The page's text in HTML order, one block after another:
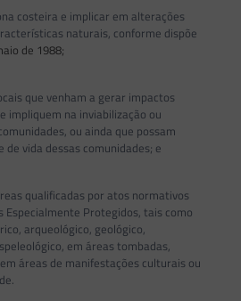
costeira e implicar em alterações
naturais, conforme dispõe
de 1988;
que venham a gerar impactos
impliquem na inviabilização ou
ou ainda que possam
vida dessas comunidades; e
qualificadas por atos normativos
Especialmente Protegidos, tais como
arqueológico, geológico,
em áreas tombadas,
áreas de manifestações culturais ou